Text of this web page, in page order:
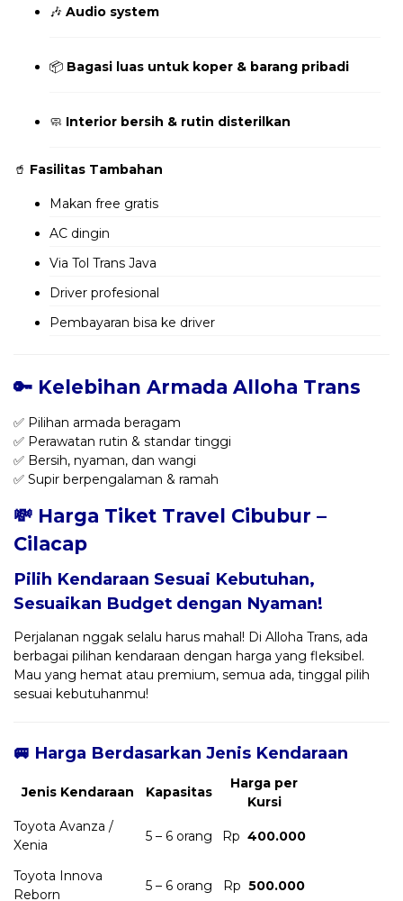
🎶 Audio system
📦 Bagasi luas untuk koper & barang pribadi
🧼 Interior bersih & rutin disterilkan
🥤 Fasilitas Tambahan
Makan free gratis
AC dingin
Via Tol Trans Java
Driver profesional
Pembayaran bisa ke driver
🔑 Kelebihan Armada Alloha Trans
✅ Pilihan armada beragam
✅ Perawatan rutin & standar tinggi
✅ Bersih, nyaman, dan wangi
✅ Supir berpengalaman & ramah
💸 Harga Tiket Travel Cibubur –
Cilacap
Pilih Kendaraan Sesuai Kebutuhan,
Sesuaikan Budget dengan Nyaman!
Perjalanan nggak selalu harus mahal! Di Alloha Trans, ada
berbagai pilihan kendaraan dengan harga yang fleksibel.
Mau yang hemat atau premium, semua ada, tinggal pilih
sesuai kebutuhanmu!
🚐 Harga Berdasarkan Jenis Kendaraan
Jenis Kendaraan Kapasitas
Harga per
Kursi
Toyota Avanza /
Xenia
5 – 6 orang Rp 400.000
Toyota Innova
Reborn
5 – 6 orang Rp 500.000